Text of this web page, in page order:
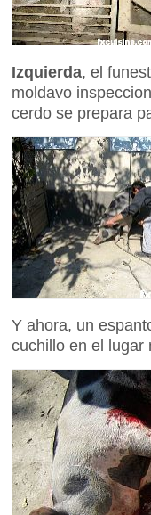
Izquierda, el
moldavo
cerdo se prepara
Y ahora, un
cuchillo en el lugar